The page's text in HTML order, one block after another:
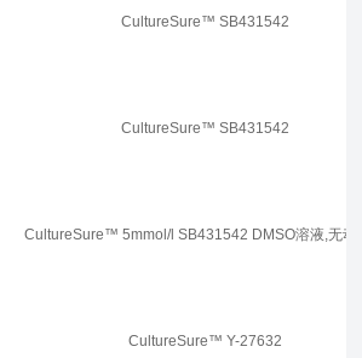
CultureSure™ SB431542
CultureSure™ SB431542
CultureSure™ 5mmol/l SB431542 DMSO溶液,无动
CultureSure™ Y-27632